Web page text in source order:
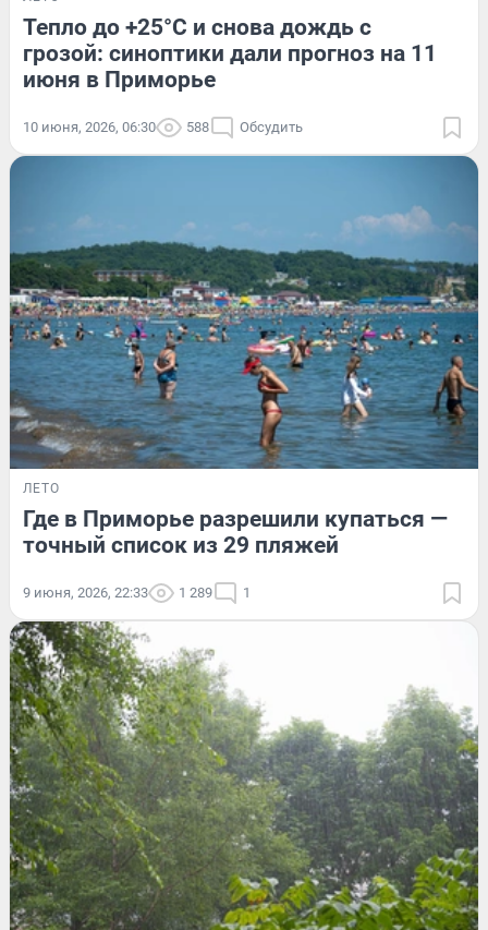
Тепло до +25°С и снова дождь с
грозой: синоптики дали прогноз на 11
июня в Приморье
10 июня, 2026, 06:30 588 Обсудить
ЛЕТО
Где в Приморье разрешили купаться —
точный список из 29 пляжей
9 июня, 2026, 22:33 1 289 1